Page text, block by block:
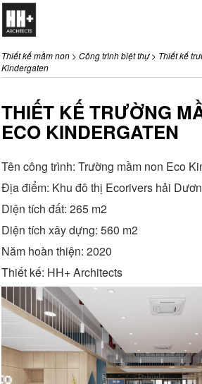
Thiết kế mầm non > Công trình biệt thự> Thiết kế
Kindergaten
THIẾT KẾ TRƯỜNG
ECO KINDERGATEN
Tên công trình: Trường mầm non Eco
Địa điểm: Khu đô thị Ecorivers hải
Diện tích đất: 265 m2
Diện tích xây dựng: 560 m2
Năm hoàn thiện: 2020
Thiết kế: HH+ Architects